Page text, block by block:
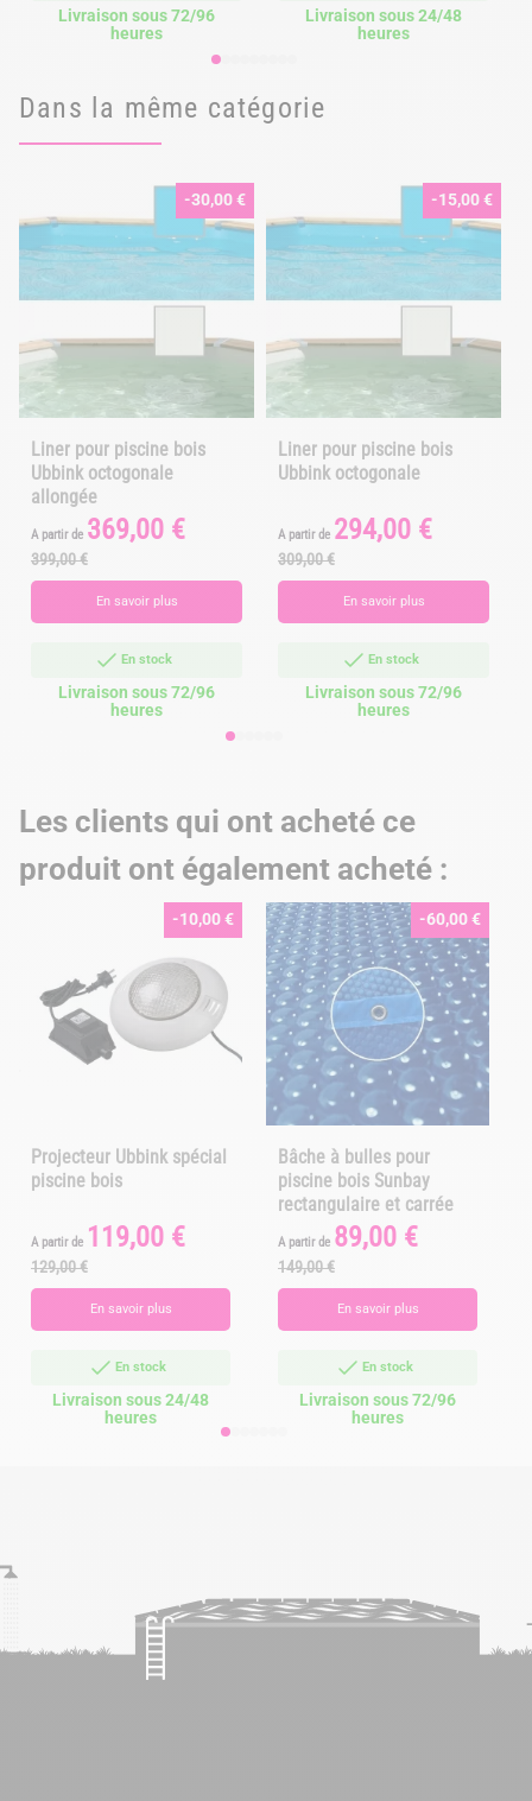
Livraison sous 72/96
heures
Livraison sous 24/48
heures
Dans la même catégorie
-30,00 €
Liner pour piscine bois
Ubbink octogonale
allongée
A partir de Prix
369,00 €Prix
399,00 €
En savoir plus
En stock
Livraison sous 72/96
heures
-15,00 €
Liner pour piscine bois
Ubbink octogonale
A partir de Prix
294,00 €Prix
309,00 €
En savoir plus
En stock
Livraison sous 72/96
heures
Les clients qui ont acheté ce
produit ont également acheté :
-10,00 €
Projecteur Ubbink spécial
piscine bois
A partir de Prix
119,00 €Prix
129,00 €
En savoir plus
En stock
Livraison sous 24/48
heures
-60,00 €
Bâche à bulles pour
piscine bois Sunbay
rectangulaire et carrée
A partir de Prix
89,00 €Prix
149,00 €
En savoir plus
En stock
Livraison sous 72/96
heures